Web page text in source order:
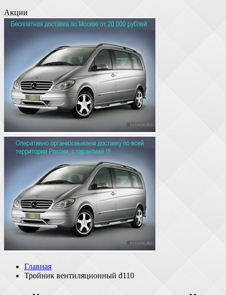
Акции
Главная
Тройник вентиляционный d110